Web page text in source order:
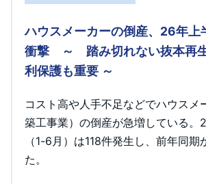
ハウスメーカーの倒産、26年上
衝撃 ～ 踏み切れない抜本再
利保護も重要 ～
コスト高や人手不足などでハウスメ
築工事業）の倒産が急増している。
（1-6月）は118件発生し、前年同期
た。